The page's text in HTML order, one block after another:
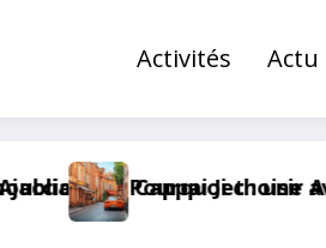
Activités Actu
louer votre voiture chez
Les requins a